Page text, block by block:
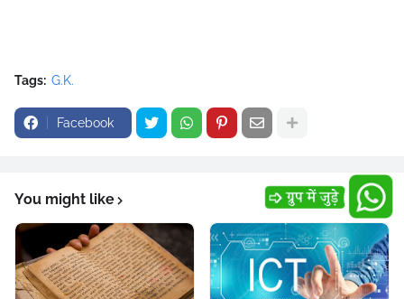
Tags: G.K.
Facebook
You might like